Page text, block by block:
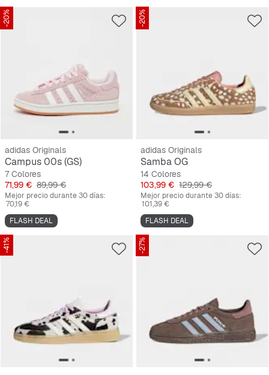
-20%
adidas Originals
Campus 00s (GS)
7 Colores
Precio
71,99 € Precio original
89,99 €
Mejor precio durante 30 días:
70,19 €
FLASH DEAL
-20%
adidas Originals
Samba OG
14 Colores
Precio
103,99 € Precio original
129,99 €
Mejor precio durante 30 días:
101,39 €
FLASH DEAL
-41% -27%